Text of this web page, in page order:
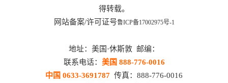
得转载。
网站备案/许可证号鲁ICP备17002975号-1
地址：美国·休斯敦 邮编：
联系电话： 美国 888-776-0016
中国 0633-3691787 传真：888-776-0016